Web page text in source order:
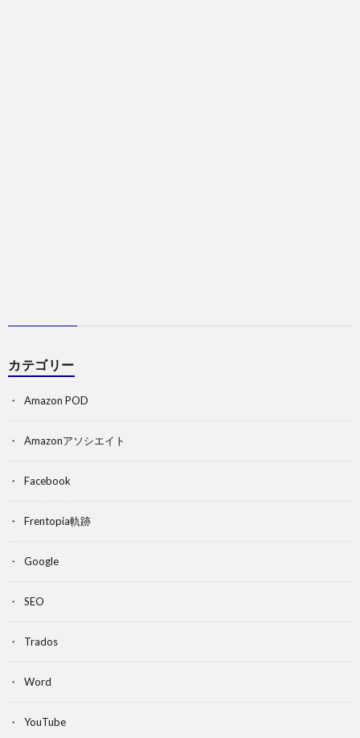
カテゴリー
Amazon POD
Amazonアソシエイト
Facebook
Frentopia軌跡
Google
SEO
Trados
Word
YouTube